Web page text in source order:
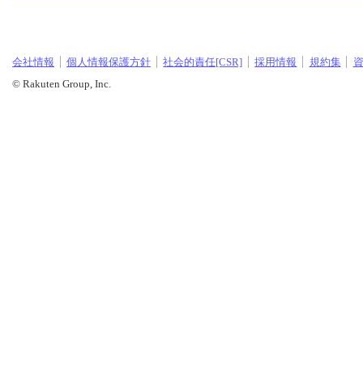
会社情報 個人情報保護方針 社会的責任[CSR] 採用情報 規約集
© Rakuten Group, Inc.